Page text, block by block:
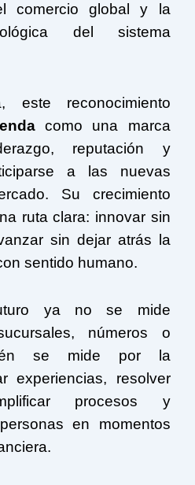
comercio global y la
del sistema
este reconocimiento
como una marca
reputación y
a las nuevas
Su crecimiento
ruta clara: innovar sin
sin dejar atrás la
sentido humano.
ya no se mide
números o
se mide por la
experiencias, resolver
procesos y
en momentos